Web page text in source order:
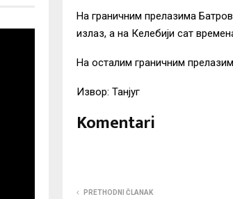
На граничним прелазима
излаз, а на Келебији сат
На осталим граничним
Извор: Танјуг
Komentari
PRETHODNI ČLANAK